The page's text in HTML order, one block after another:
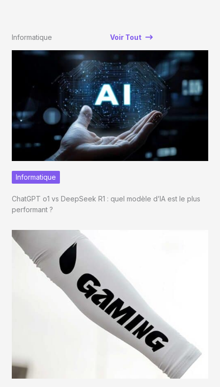
Informatique Voir Tout
Informatique
ChatGPT o1 vs DeepSeek R1 : quel modèle d’IA est le plus
performant ?